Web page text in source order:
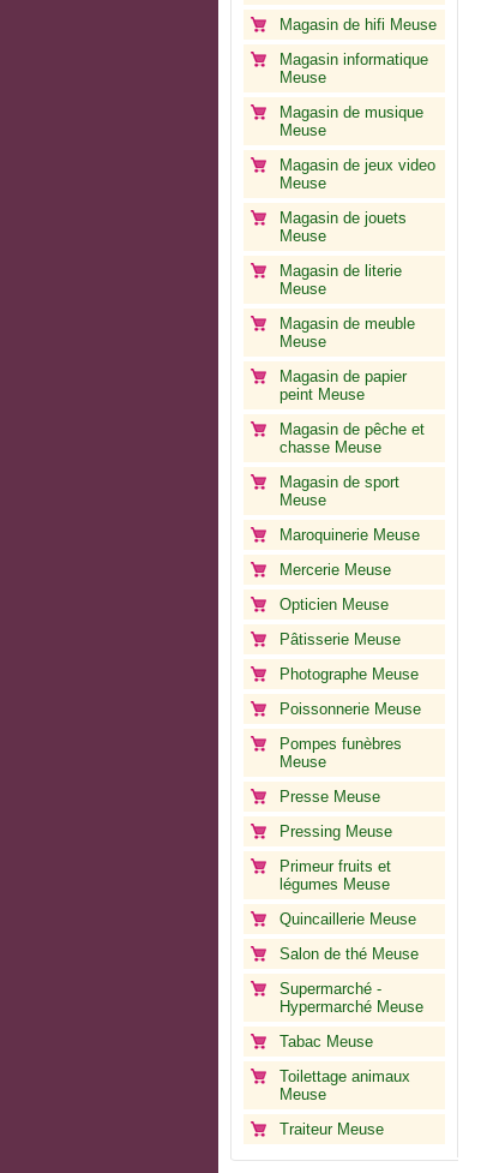
Magasin de hifi Meuse
Magasin informatique
Meuse
Magasin de musique
Meuse
Magasin de jeux video
Meuse
Magasin de jouets
Meuse
Magasin de literie
Meuse
Magasin de meuble
Meuse
Magasin de papier
peint Meuse
Magasin de pêche et
chasse Meuse
Magasin de sport
Meuse
Maroquinerie Meuse
Mercerie Meuse
Opticien Meuse
Pâtisserie Meuse
Photographe Meuse
Poissonnerie Meuse
Pompes funèbres
Meuse
Presse Meuse
Pressing Meuse
Primeur fruits et
légumes Meuse
Quincaillerie Meuse
Salon de thé Meuse
Supermarché -
Hypermarché Meuse
Tabac Meuse
Toilettage animaux
Meuse
Traiteur Meuse